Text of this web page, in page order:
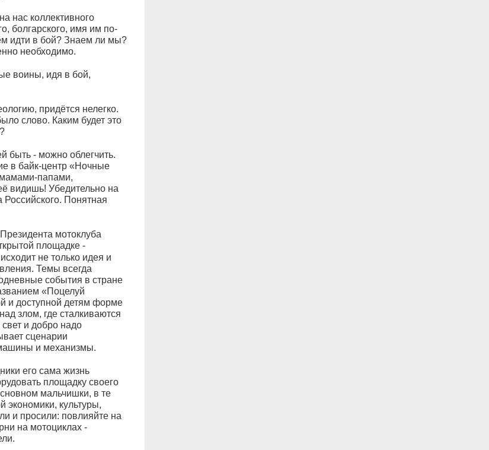
нас коллективного
болгарского, имя им по-
идти в бой? Знаем ли мы?
необходимо.
воины, идя в бой,
придётся нелегко.
слово. Каким будет это
быть - можно облегчить.
в байк-центр «Ночные
мамами-папами,
видишь! Убедительно на
Российского. Понятная
мотоклуба
площадке -
не только идея и
Темы всегда
события в стране
«Поцелуй
и доступной детям форме
злом, где сталкиваются
и добро надо
сценарии
и механизмы.
его сама жизнь
площадку своего
мальчишки, в те
экономики, культуры,
и просили: повлияйте на
на мотоциклах -